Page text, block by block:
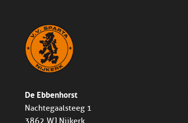
De Ebbenhorst
Nachtegaalsteeg 1